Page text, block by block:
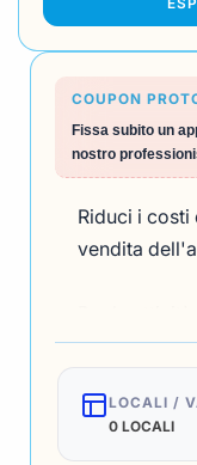
COUPON
Fissa subito un
nostro
Riduci i costi
vendita
Per le
ideale è il
LOCALI /
0 LOCALI